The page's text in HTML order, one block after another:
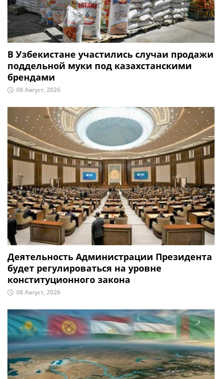
В Узбекистане участились случаи продажи
поддельной муки под казахстанскими
брендами
08 Август, 2026
Деятельность Администрации Президента
будет регулироваться на уровне
конституционного закона
08 Август, 2026